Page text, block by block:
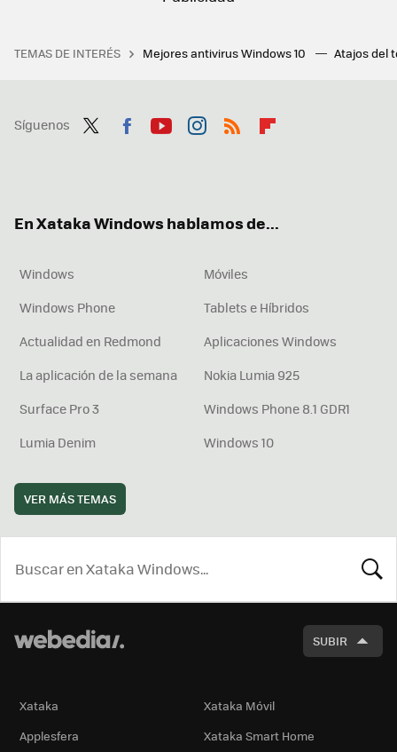
TEMAS DE INTERÉS Mejores antivirus Windows 10 Atajos del
Síguenos
En Xataka Windows hablamos de...
Windows
Móviles
Windows Phone
Tablets e Híbridos
Actualidad en Redmond
Aplicaciones Windows
La aplicación de la semana
Nokia Lumia 925
Surface Pro 3
Windows Phone 8.1 GDR1
Lumia Denim
Windows 10
VER MÁS TEMAS
SUBIR
Xataka
Xataka Móvil
Applesfera
Xataka Smart Home